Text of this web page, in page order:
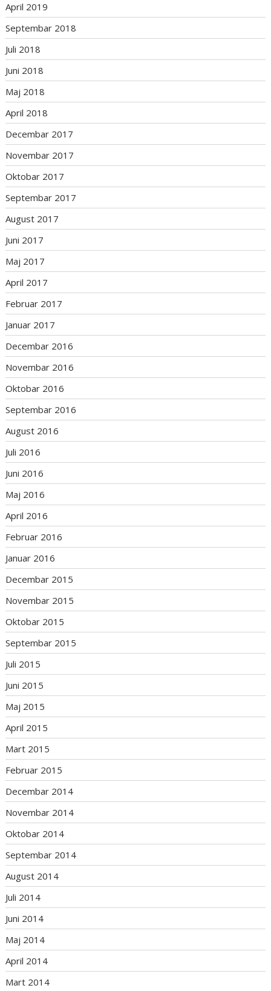
April 2019
Septembar 2018
Juli 2018
Juni 2018
Maj 2018
April 2018
Decembar 2017
Novembar 2017
Oktobar 2017
Septembar 2017
August 2017
Juni 2017
Maj 2017
April 2017
Februar 2017
Januar 2017
Decembar 2016
Novembar 2016
Oktobar 2016
Septembar 2016
August 2016
Juli 2016
Juni 2016
Maj 2016
April 2016
Februar 2016
Januar 2016
Decembar 2015
Novembar 2015
Oktobar 2015
Septembar 2015
Juli 2015
Juni 2015
Maj 2015
April 2015
Mart 2015
Februar 2015
Decembar 2014
Novembar 2014
Oktobar 2014
Septembar 2014
August 2014
Juli 2014
Juni 2014
Maj 2014
April 2014
Mart 2014